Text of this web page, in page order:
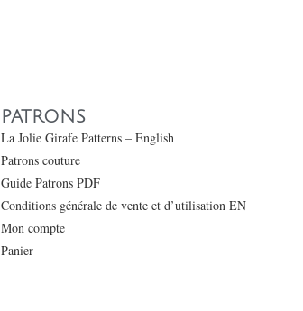
PATRONS
La Jolie Girafe Patterns – English
Patrons couture
Guide Patrons PDF
Conditions générale de vente et d’utilisation EN
Mon compte
Panier